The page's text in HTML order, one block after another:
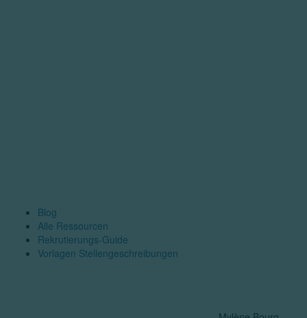
Blog
Alle Ressourcen
Rekrutierungs-Guide
Vorlagen Stellengeschreibungen